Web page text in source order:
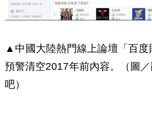
▲中國大陸熱門線上論壇「百度
預警清空2017年前內容。（圖
吧）